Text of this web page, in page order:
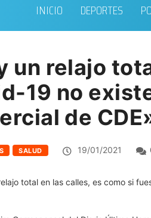
INICIO DEPORTES
un relajo
19 no
de
SALUD 19/01/2021